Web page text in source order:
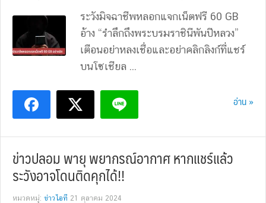
ระวังมิจฉาชีพหลอกแจกเน็ตฟรี 60 GB
อ้าง “รำลึกถึงพระบรมราชินีพันปีหลวง”
เตือนอย่าหลงเชื่อและอย่าคลิกลิงก์ที่แชร์
บนโซเชียล ...
อ่าน »
ข่าวปลอม พายุ พยากรณ์อากาศ หากแชร์แล้ว
ระวังอาจโดนติดคุกได้!!
หมวดหมู่: ข่าวไอที 21 ตุลาคม 2024